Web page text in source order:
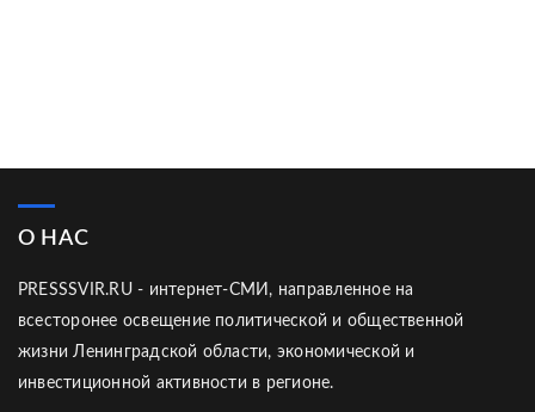
О НАС
PRESSSVIR.RU - интернет-СМИ, направленное на
всесторонее освещение политической и общественной
жизни Ленинградской области, экономической и
инвестиционной активности в регионе.